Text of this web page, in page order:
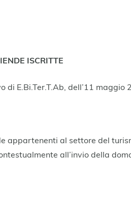
ISCRITTE
E.Bi.Ter.T.Ab, dell’11 maggio
appartenenti al settore del
all’invio della